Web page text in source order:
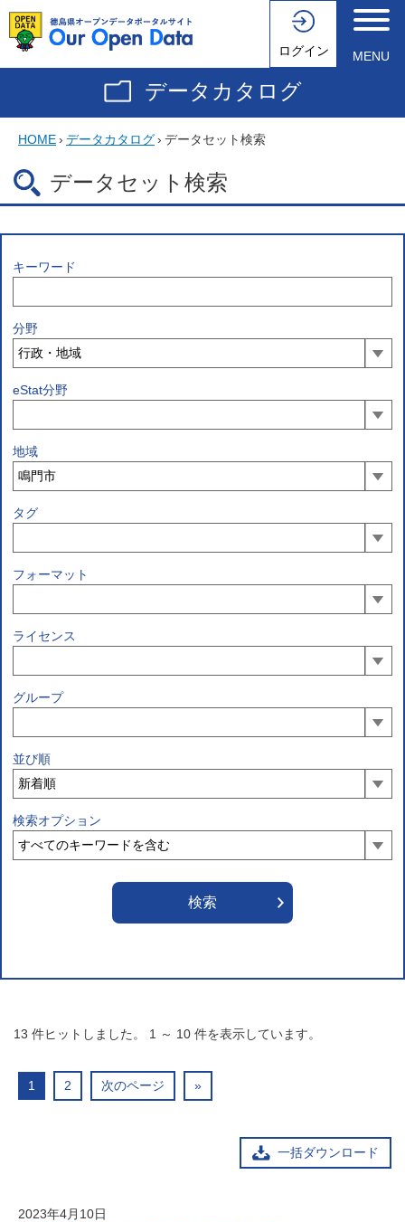
ログイン MENU
データカタログ
HOME› データカタログ› データセット検索
データセット検索
キーワード
分野
eStat分野
地域
タグ
フォーマット
ライセンス
グループ
並び順
検索オプション
13 件ヒットしました。 1 ～ 10 件を表示しています。
1 2 次のページ »
一括ダウンロード
2023年4月10日